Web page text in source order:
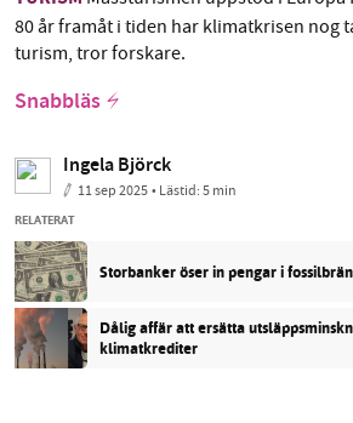
80 år framåt i tiden har klimatkrisen nog
turism, tror forskare.
Snabbläs
Ingela Björck
11 sep 2025• Lästid:5 min
RELATERAT
Storbanker öser in pengar i
Dålig affär att ersätta
klimatkrediter